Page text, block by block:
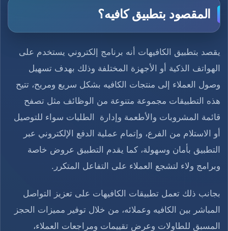
المقصود بتطبيق كافيه؟
يقصد بتطبيق الكافيهات أنه برنامج إلكتروني يستخدم على
الهواتف الذكية أو الأجهزة المختلفة وذلك بهدف تسهيل
وصول العملاء إلى منتجات الكافيه بشكل سريع ومريح، تتيح
هذه التطبيقات مجموعة متنوعة من الوظائف مثل تصفح
قائمة المشروبات والأطعمة وإدارة الطلبات سواء للتوصيل
أو الاستلام من الفرع، وإتمام عملية الدفع الإلكتروني عبر
التطبيق بأمان وسهولة، كما يقدم التطبيق عروض خاصة
وبرامج ولاء لتشجع العملاء على التفاعل المتكرر.
بجانب ذلك تعمل تطبيقات الكافيهات على تعزيز التواصل
المباشر بين الكافيه وعملائه، من خلال توفير مميزات الحجز
المسبق للطاولات وعرض تقييمات ومراجعات العملاء،